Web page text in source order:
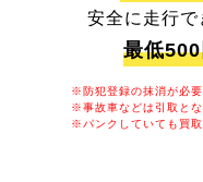
安全に走行で
最低
※防犯登録の抹消が必要
※事故車などは引取とな
※パンクしていても買取